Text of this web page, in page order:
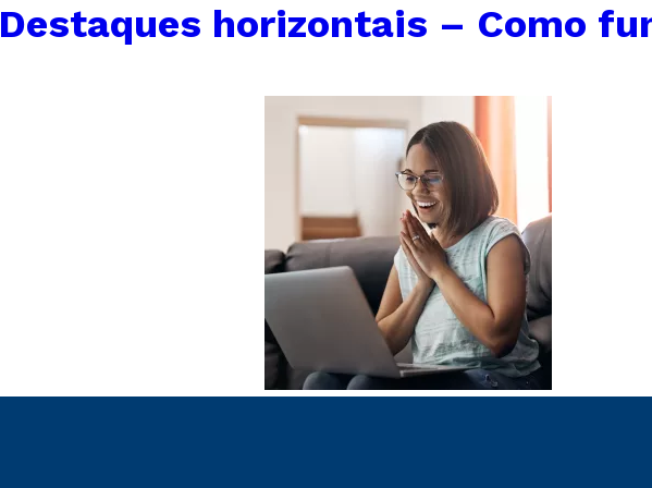
Destaques horizontais – Como